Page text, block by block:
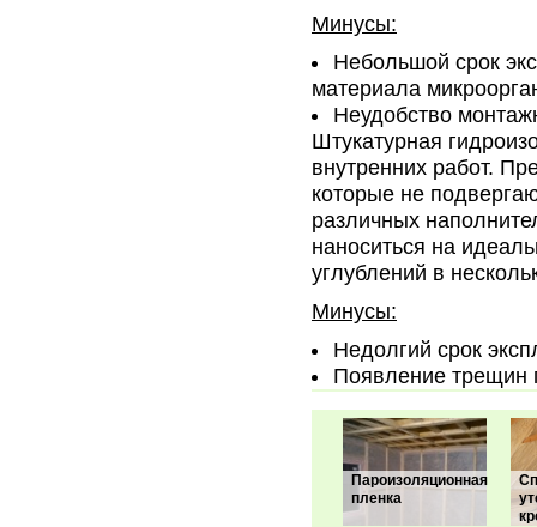
Минусы:
Небольшой срок
материала
Неудобство
Штукатурная
внутренних работ.
которые не
различных
наноситься на
углублений в
Минусы:
Недолгий срок
Появление
Пароизоляционная
пленка